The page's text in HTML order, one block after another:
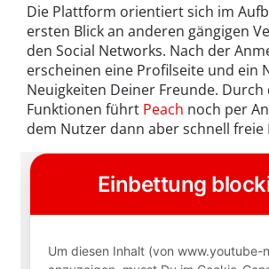
Die Plattform orientiert sich im
ersten Blick an anderen gängigen
den Social Networks. Nach der
erscheinen eine Profilseite und ein
Neuigkeiten Deiner Freunde. Durch
Funktionen führt Peach noch per
dem Nutzer dann aber schnell freie